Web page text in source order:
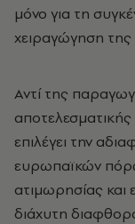
μόνο για τη
χειραγώγηση της
Αντί της
επιλέγει την
ευρωπαϊκών
ατιμωρησίας και
διάχυτη